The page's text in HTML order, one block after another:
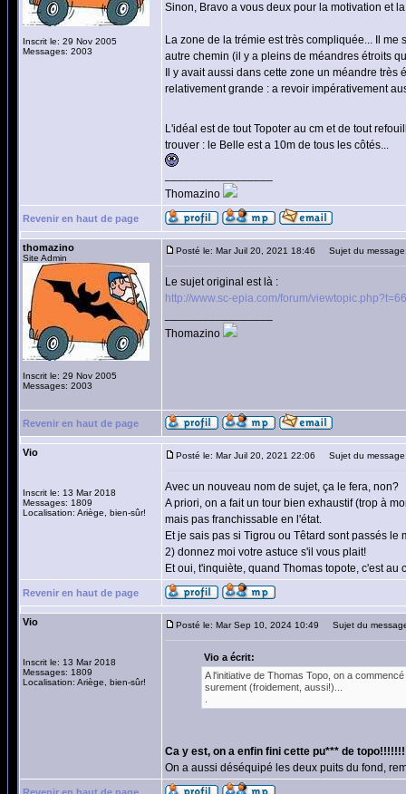
Inscrit le: 29 Nov 2005
Messages: 2003
Sinon, Bravo a vous deux pour la motivation et
La zone de la trémie est très compliquée... Il
autre chemin (il y a pleins de méandres étroits
Il y avait aussi dans cette zone un méandre
relativement grande : a revoir impérativement
L'idéal est de tout Topoter au cm et de tout
trouver : le Belle est a 10m de tous les côtés...
Thomazino
Revenir en haut de page
thomazino
Site Admin
Inscrit le: 29 Nov 2005
Messages: 2003
Posté le: Mar Juil 20, 2021 18:46 Sujet du
Le sujet original est là :
http://www.sc-epia.com/forum/
Thomazino
Revenir en haut de page
Vio
Inscrit le: 13 Mar 2018
Messages: 1809
Localisation: Ariège, bien-sûr!
Posté le: Mar Juil 20, 2021 22:06 Sujet du
Avec un nouveau nom de sujet, ça le fera, non?
A priori, on a fait un tour bien exhaustif (trop à
mais pas franchissable en l'état.
Et je sais pas si Tigrou ou Têtard sont passés
2) donnez moi votre astuce s'il vous plait!
Et oui, t'inquiète, quand Thomas topote, c'est
Revenir en haut de page
Vio
Inscrit le: 13 Mar 2018
Messages: 1809
Localisation: Ariège, bien-sûr!
Posté le: Mar Sep 10, 2024 10:49 Sujet du
Vio a écrit:
A l'initiative de Thomas Topo, on a
surement (froidement, aussi!)...
Ca y est, on a enfin fini cette pu*** de
On a aussi déséquipé les deux puits du fond,